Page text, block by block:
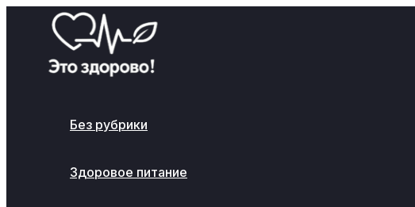
Перейти
содержимому
Без рубрики
Здоровое питание